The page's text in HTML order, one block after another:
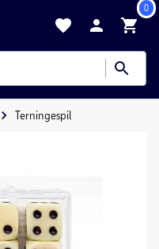
0
Terningespil